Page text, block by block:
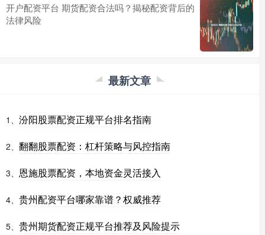
开户配资平台 期货配资合法吗？揭秘配资背后的
法律风险
最新文章
1、 汾阳股票配资正规平台排名指南
2、 翻翻股票配资：杠杆策略与风控指南
3、 恩施股票配资，本地资金灵活接入
4、 贵州配资平台哪家靠谱？权威推荐
5、 贵州期货配资正规平台推荐及风险提示